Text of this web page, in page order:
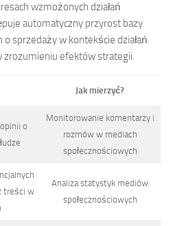
wzmożonych działań
automatyczny przyrost bazy
sprzedaży w kontekście działań
zrozumieniu efektów strategii.
Jak mierzyć?
o
Monitorowanie komentarzy i
rozmów w mediach
społecznościowych
treści w
Analiza statystyk mediów
społecznościowych